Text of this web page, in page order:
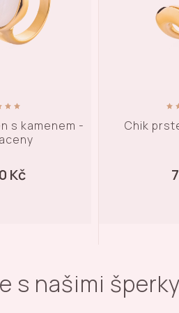
- pozlacený
Kč
Zatočený
s našimi